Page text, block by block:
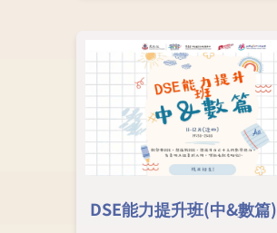
DSE能力提升班(中&數篇)